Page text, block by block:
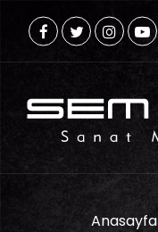
Anasayfa